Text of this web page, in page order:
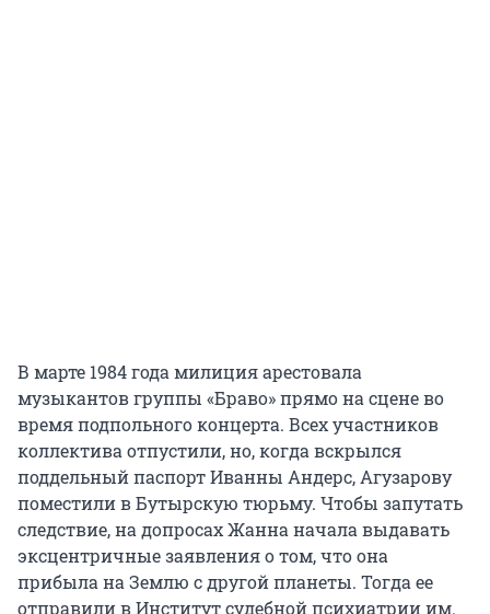
В марте 1984 года милиция арестовала
музыкантов группы «Браво» прямо на сцене во
время подпольного концерта. Всех участников
коллектива отпустили, но, когда вскрылся
поддельный паспорт Иванны Андерс, Агузарову
поместили в Бутырскую тюрьму. Чтобы запутать
следствие, на допросах Жанна начала выдавать
эксцентричные заявления о том, что она
прибыла на Землю с другой планеты. Тогда ее
отправили в Институт судебной психиатрии им.